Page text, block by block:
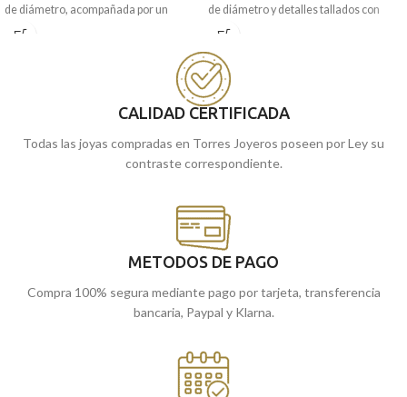
de diámetro, acompañada por un
precioso y elegante cerco que recoge a
en nuestras tiendas de
online y te la
de diámetro y detalles tallados con
imagen a relieve.
Recógela
Málaga
llevamos a casa.
CALIDAD CERTIFICADA
Todas las joyas compradas en Torres Joyeros poseen por Ley su
contraste correspondiente.
METODOS DE PAGO
Compra 100% segura mediante pago por tarjeta, transferencia
bancaria, Paypal y Klarna.